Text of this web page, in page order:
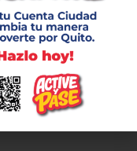
pionera
durante